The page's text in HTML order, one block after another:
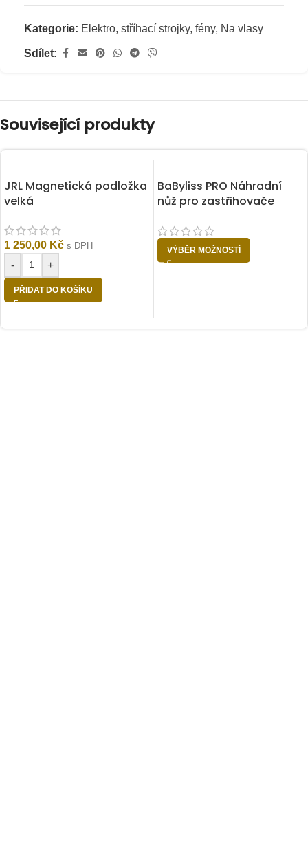
Kategorie: Elektro, stříhací strojky, fény, Na vlasy
Sdílet:
Související produkty
JRL Magnetická podložka
velká
1 250,00 Kč s DPH
- +
PŘIDAT DO KOŠÍKU
BaByliss PRO Náhradní
nůž pro zastřihovače
VÝBĚR MOŽNOSTÍ